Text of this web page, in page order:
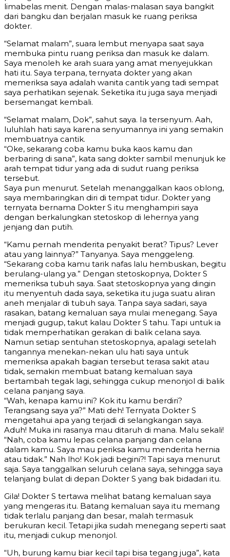
limabelas menit. Dengan malas-malasan saya bangkit
dari bangku dan berjalan masuk ke ruang periksa
dokter.
“Selamat malam”, suara lembut menyapa saat saya
membuka pintu ruang periksa dan masuk ke dalam.
Saya menoleh ke arah suara yang amat menyejukkan
hati itu. Saya terpana, ternyata dokter yang akan
memeriksa saya adalah wanita cantik yang tadi sempat
saya perhatikan sejenak. Seketika itu juga saya menjadi
bersemangat kembali.
“Selamat malam, Dok”, sahut saya. Ia tersenyum. Aah,
luluhlah hati saya karena senyumannya ini yang semakin
membuatnya cantik.
“Oke, sekarang coba kamu buka kaos kamu dan
berbaring di sana”, kata sang dokter sambil menunjuk ke
arah tempat tidur yang ada di sudut ruang periksa
tersebut.
Saya pun menurut. Setelah menanggalkan kaos oblong,
saya membaringkan diri di tempat tidur. Dokter yang
ternyata bernama Dokter S itu menghampiri saya
dengan berkalungkan stetoskop di lehernya yang
jenjang dan putih.
“Kamu pernah menderita penyakit berat? Tipus? Lever
atau yang lainnya?” Tanyanya. Saya menggeleng.
“Sekarang coba kamu tarik nafas lalu hembuskan, begitu
berulang-ulang ya.” Dengan stetoskopnya, Dokter S
memeriksa tubuh saya. Saat stetoskopnya yang dingin
itu menyentuh dada saya, seketika itu juga suatu aliran
aneh menjalar di tubuh saya. Tanpa saya sadari, saya
rasakan, batang kemaluan saya mulai menegang. Saya
menjadi gugup, takut kalau Dokter S tahu. Tapi untuk ia
tidak memperhatikan gerakan di balik celana saya.
Namun setiap sentuhan stetoskopnya, apalagi setelah
tangannya menekan-nekan ulu hati saya untuk
memeriksa apakah bagian tersebut terasa sakit atau
tidak, semakin membuat batang kemaluan saya
bertambah tegak lagi, sehingga cukup menonjol di balik
celana panjang saya.
“Wah, kenapa kamu ini? Kok itu kamu berdiri?
Terangsang saya ya?” Mati deh! Ternyata Dokter S
mengetahui apa yang terjadi di selangkangan saya.
Aduh! Muka ini rasanya mau ditaruh di mana. Malu sekali!
“Nah, coba kamu lepas celana panjang dan celana
dalam kamu. Saya mau periksa kamu menderita hernia
atau tidak.” Nah lho! Kok jadi begini?! Tapi saya menurut
saja. Saya tanggalkan seluruh celana saya, sehingga saya
telanjang bulat di depan Dokter S yang bak bidadari itu.
Gila! Dokter S tertawa melihat batang kemaluan saya
yang mengeras itu. Batang kemaluan saya itu memang
tidak terlalu panjang dan besar, malah termasuk
berukuran kecil. Tetapi jika sudah menegang seperti saat
itu, menjadi cukup menonjol.
“Uh, burung kamu biar kecil tapi bisa tegang juga”, kata